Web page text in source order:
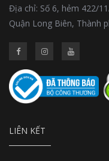
Địa chỉ: Số 6, hẻm 422/
Quận Long Biên, Thành
LIÊN KẾT